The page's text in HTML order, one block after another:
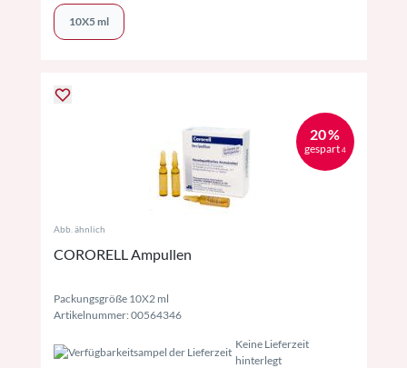
10X5 ml
20 %
gespart 4
Abb. ähnlich
CORORELL Ampullen
Packungsgröße 10X2 ml
Artikelnummer: 00564346
Keine Lieferzeit
hinterlegt